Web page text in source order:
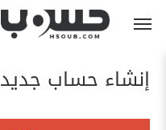
إنشاء حساب جديد